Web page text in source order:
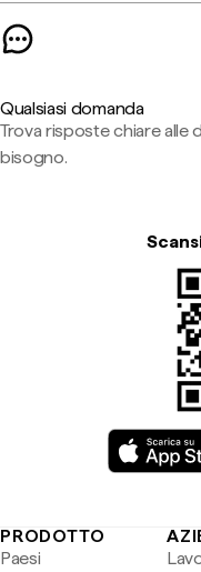
Qualsiasi domanda
Trova risposte chiare alle
bisogno.
PRODOTTO
Paesi